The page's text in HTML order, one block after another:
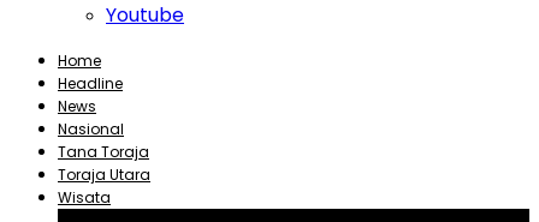
Youtube
Home
Headline
News
Nasional
Tana Toraja
Toraja Utara
Wisata